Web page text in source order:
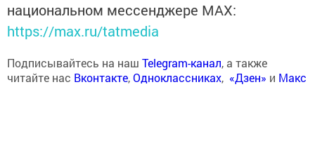
национальном мессенджере MАХ:
https://max.ru/tatmedia
Подписывайтесь на наш Telegram-канал, а также
читайте нас Вконтакте,Одноклассниках, «Дзен» и Макс